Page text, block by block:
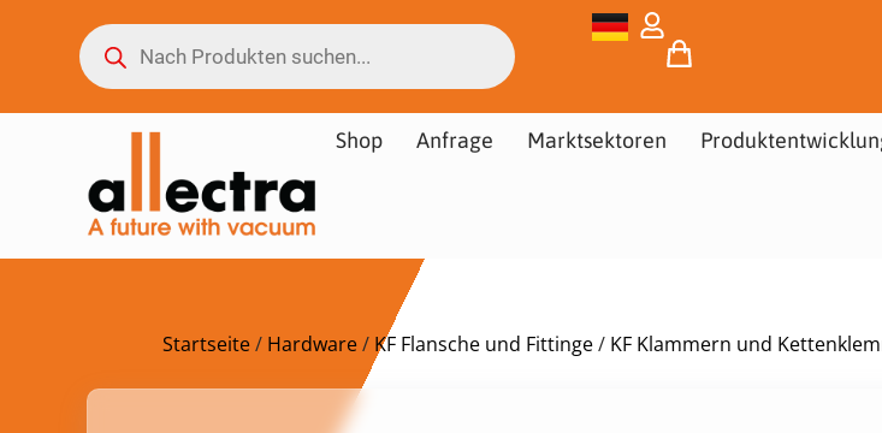
Shop Anfrage Marktsektoren
Startseite/ Hardware/ KF Flansche und Fittinge/ KF Klammern und